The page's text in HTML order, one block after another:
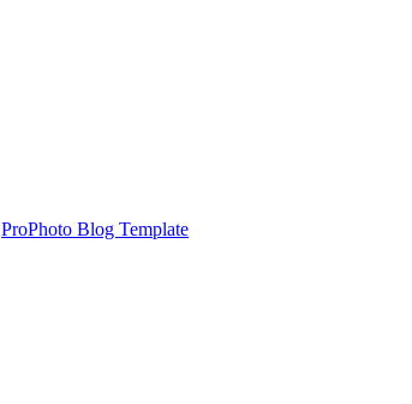
ProPhoto Blog Template